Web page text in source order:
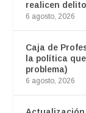
realicen
6 agosto, 2026
Caja de
la política
problema)
6 agosto, 2026